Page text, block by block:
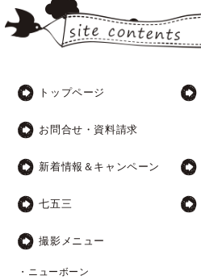
トップページ
お問合せ・資料請求
新着情報＆キャンペーン
七五三
撮影メニュー
・ニューボーン